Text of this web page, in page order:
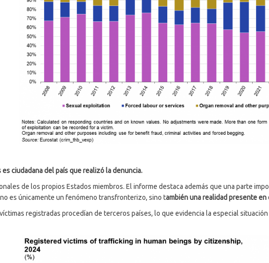
ciudadana del país que realizó la denuncia.
de los propios Estados miembros. El informe destaca además que una parte
no es únicamente un fenómeno transfronterizo, sino también una realidad presente
registradas procedían de terceros países, lo que evidencia la especial